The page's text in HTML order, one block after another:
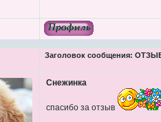
Заголовок сообщения:
Снежинка
спасибо за отзыв